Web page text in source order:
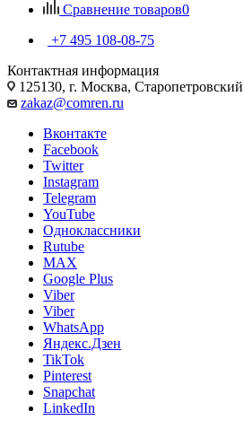
Сравнение товаров0
+7 495 108-08-75
Контактная информация
125130, г. Москва,
zakaz@comren.ru
Вконтакте
Facebook
Twitter
Instagram
Telegram
YouTube
Одноклассники
Rutube
MAX
Google Plus
Viber
Viber
WhatsApp
Яндекс.Дзен
TikTok
Pinterest
Snapchat
LinkedIn